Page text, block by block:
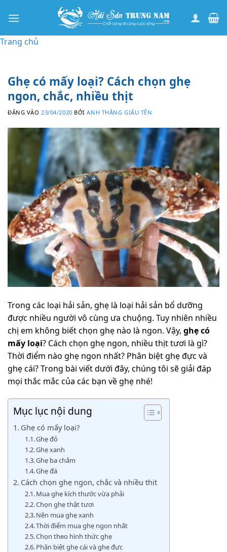
qua
dung
Trang chủ
Ghẹ có mấy loại? Cách chọn ghẹ
ngon, chắc, nhiều thịt
ĐĂNG VÀO 23/04/2020 BỞIANH THẮNG GIẤU TÊN
Trong các loại hải sản, ghẹ là loại hải sản bổ dưỡng
được nhiều người vô cùng ưa chuộng. Tuy nhiên nhiều
chị em không biết chọn ghẹ nào là ngon. Vậy, ghẹ có
mấy loại? Cách chọn ghẹ ngon, nhiều thịt tươi là gì?
Thời điểm nào ghẹ ngon nhất? Phân biệt ghẹ đực và
ghẹ cái? Trong bài viết dưới đây, chúng tôi sẽ giải đáp
mọi thắc mắc của các bạn về ghẹ nhé!
Mục lục nội dung
Ghẹ có mấy loại?
Ghẹ đỏ
Ghẹ xanh
Ghẹ ba chấm
Ghẹ đá
Cách chọn ghẹ ngon, chắc và nhiều thịt
Mua ghẹ kích thước vừa phải
Chọn ghẹ thật tươi
Nên mua ghẹ xanh
Thời điểm mua ghẹ ngon nhất
Chọn theo hình thức ghẹ
Phân biệt ghẹ cái và ghẹ đực